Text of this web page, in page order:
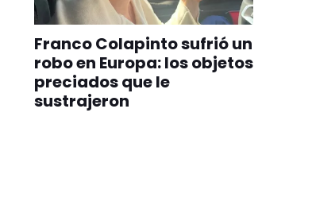
Franco Colapinto sufrió un
robo en Europa: los objetos
preciados que le
sustrajeron